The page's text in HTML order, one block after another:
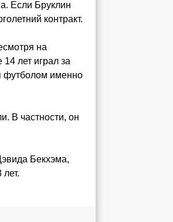
Если Бруклин
контракт.
на
лет играл за
футболом именно
В частности, он
Бекхэма,